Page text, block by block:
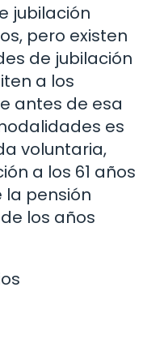
jubilación
pero existen
de jubilación
a los
antes de esa
es
voluntaria,
a los 61 años
pensión
los años